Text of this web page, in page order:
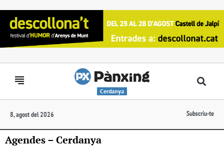
Cerdanya
8, agost del 2026 Subscriu-te
Agendes – Cerdanya